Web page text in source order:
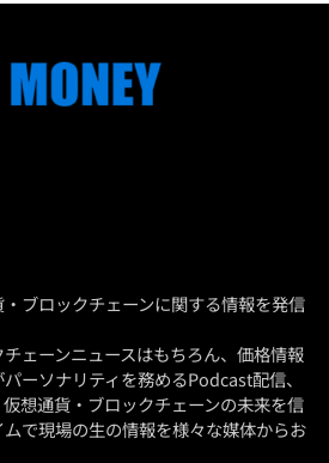
ブロックチェーンに関する情報を発信
ェーンニュースはもちろん、価格情報
ーソナリティを務めるPodcast配信、
想通貨・ブロックチェーンの未来を信
で現場の生の情報を様々な媒体からお